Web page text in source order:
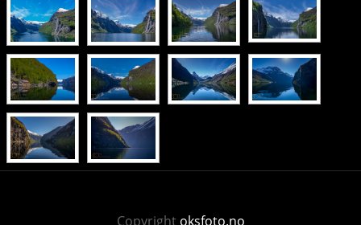
Copyright oksfoto.no